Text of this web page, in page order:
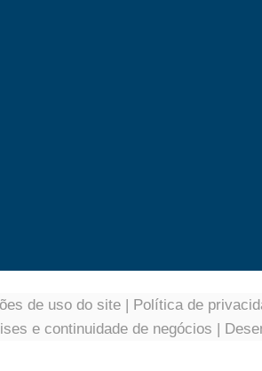
de uso do site| Política de
e continuidade de negócios |